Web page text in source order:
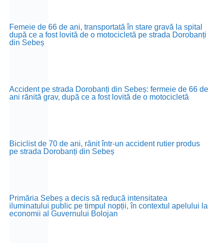
Femeie de 66 de ani, transportată în stare gravă la spital
după ce a fost lovită de o motocicletă pe strada Dorobanți
din Sebeș
Accident pe strada Dorobanți din Sebeș: fermeie de 66 de
ani rănită grav, după ce a fost lovită de o motocicletă
Biciclist de 70 de ani, rănit într-un accident rutier produs
pe strada Dorobanți din Sebeș
Primăria Sebeș a decis să reducă intensitatea
iluminatului public pe timpul nopții, în contextul apelului la
economii al Guvernului Bolojan